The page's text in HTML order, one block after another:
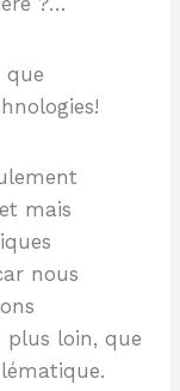
que
mais
nous
loin, que